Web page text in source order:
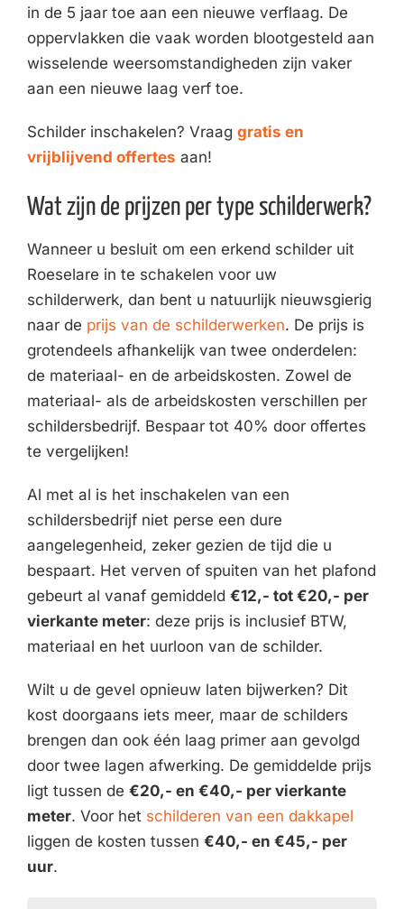
in de 5 jaar toe aan een nieuwe verflaag. De
oppervlakken die vaak worden blootgesteld aan
wisselende weersomstandigheden zijn vaker
aan een nieuwe laag verf toe.
Schilder inschakelen? Vraag gratis en
vrijblijvend offertes aan!
Wat zijn de prijzen per type schilderwerk?
Wanneer u besluit om een erkend schilder uit
Roeselare in te schakelen voor uw
schilderwerk, dan bent u natuurlijk nieuwsgierig
naar de prijs van de schilderwerken. De prijs is
grotendeels afhankelijk van twee onderdelen:
de materiaal- en de arbeidskosten. Zowel de
materiaal- als de arbeidskosten verschillen per
schildersbedrijf. Bespaar tot 40% door offertes
te vergelijken!
Al met al is het inschakelen van een
schildersbedrijf niet perse een dure
aangelegenheid, zeker gezien de tijd die u
bespaart. Het verven of spuiten van het plafond
gebeurt al vanaf gemiddeld €12,- tot €20,- per
vierkante meter: deze prijs is inclusief BTW,
materiaal en het uurloon van de schilder.
Wilt u de gevel opnieuw laten bijwerken? Dit
kost doorgaans iets meer, maar de schilders
brengen dan ook één laag primer aan gevolgd
door twee lagen afwerking. De gemiddelde prijs
ligt tussen de €20,- en €40,- per vierkante
meter. Voor het schilderen van een dakkapel
liggen de kosten tussen €40,- en €45,- per
uur.